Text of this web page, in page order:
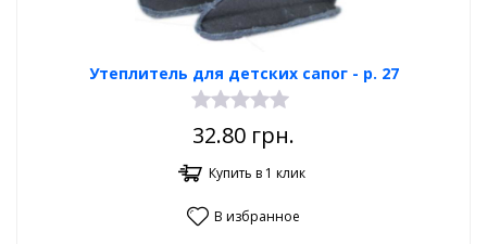
Утеплитель для детских сапог - р. 27
32.80 грн.
Купить в 1 клик
В избранное